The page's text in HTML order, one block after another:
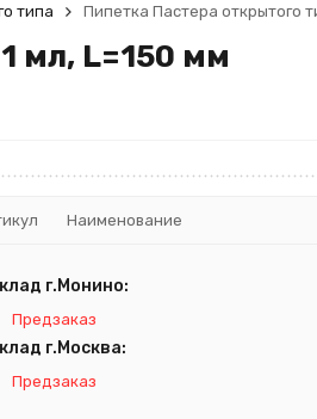
типа Пипетка Пастера открытого
мл, L=150 мм
Наименование
г.Монино:
Предзаказ
г.Москва:
Предзаказ